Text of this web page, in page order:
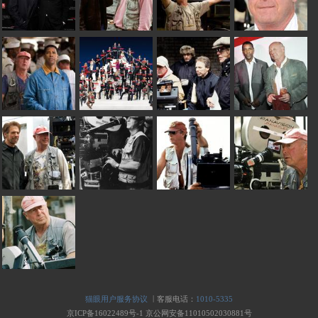
猫眼用户服务协议 客服电话： 1010-5335
京ICP备16022489号-1 京公网安备11010502030881号